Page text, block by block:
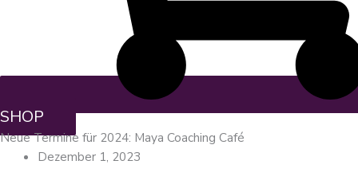
SHOP
Neue Termine für 2024: Maya Coaching Café
Dezember 1, 2023